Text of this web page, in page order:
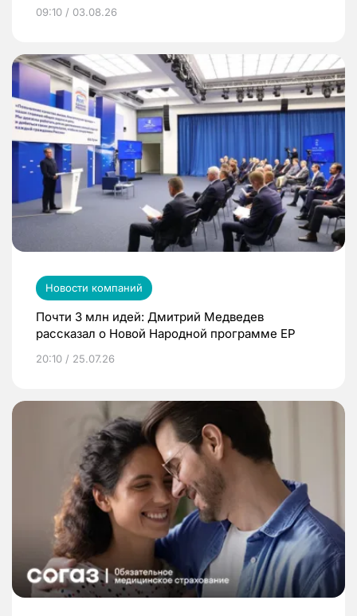
09:10 / 03.08.26
Новости компаний
Почти 3 млн идей: Дмитрий Медведев
рассказал о Новой Народной программе ЕР
20:10 / 25.07.26